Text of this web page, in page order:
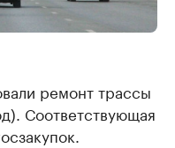
ремонт трассы
Соответствующая